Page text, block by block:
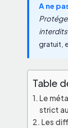
A ne
gratuit,
Table
Le
strict
Les